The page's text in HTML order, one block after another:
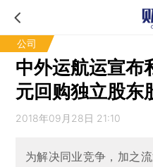
公司
中外运航运宣布
元回购独立股东
2018年09月28日 21:10
为解决同业竞争，加之